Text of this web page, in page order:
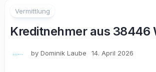
Vermittlung
Kreditnehmer aus 38446
by Dominik Laube 14. April 2026